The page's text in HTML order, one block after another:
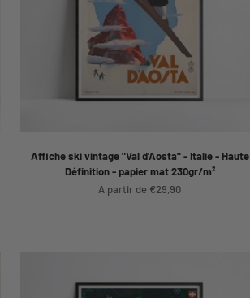
Affiche ski vintage "Val d'Aosta" - Italie - Haute
Définition - papier mat 230gr/m²
Prix de vente
A partir de €29,90